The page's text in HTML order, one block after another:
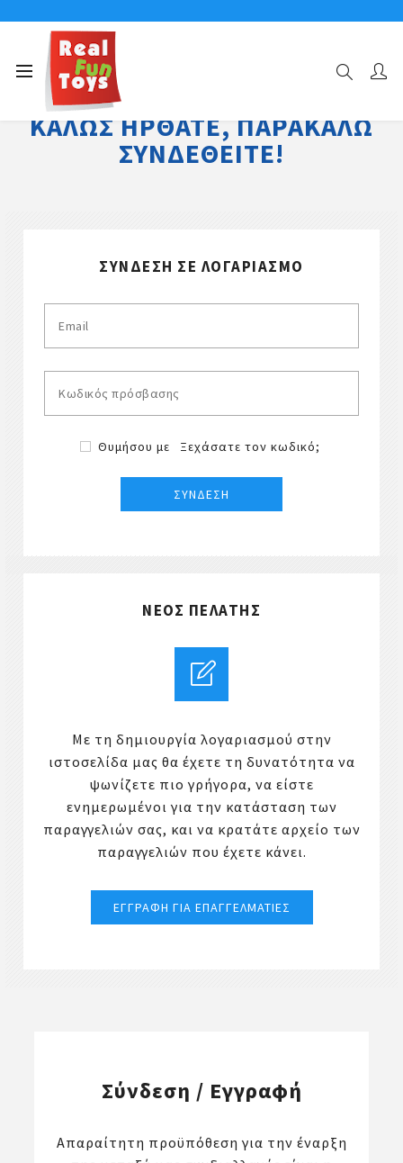
ΚΑΛΏΣ ΉΡΘΑΤΕ, ΠΑΡΑΚΑΛΏ
ΣΥΝΔΕΘΕΊΤΕ!
ΣΎΝΔΕΣΗ ΣΕ ΛΟΓΑΡΙΑΣΜΌ
Θυμήσου με Ξεχάσατε τον κωδικό;
ΝΈΟΣ ΠΕΛΆΤΗΣ
Με τη δημιουργία λογαριασμού στην
ιστοσελίδα μας θα έχετε τη δυνατότητα να
ψωνίζετε πιο γρήγορα, να είστε
ενημερωμένοι για την κατάσταση των
παραγγελιών σας, και να κρατάτε αρχείο των
παραγγελιών που έχετε κάνει.
Σύνδεση / Εγγραφή
Απαραίτητη προϋπόθεση για την έναρξη